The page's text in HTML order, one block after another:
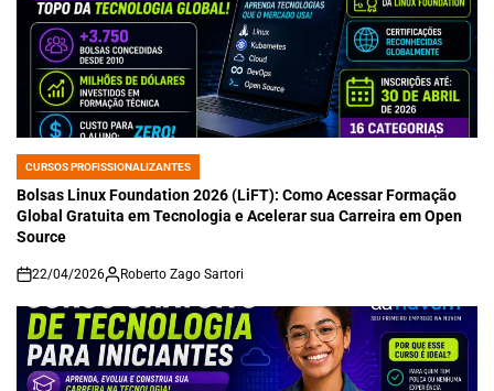
POSTED
IN
CURSOS PROFISSIONALIZANTES
Bolsas Linux Foundation 2026 (LiFT): Como Acessar Formação
Global Gratuita em Tecnologia e Acelerar sua Carreira em Open
Source
on
22/04/2026 Roberto Zago Sartori